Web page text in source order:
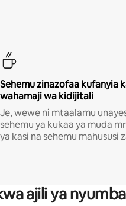
Sehemu zinazofaa kufanyia
wahamaji wa kidijitali
Je, wewe ni mtaalamu
sehemu ya kukaa ya muda
ya kasi na sehemu mahususi
ajili ya